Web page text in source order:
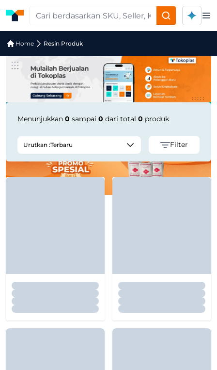
Home Resin Produk
Pencarian Produk "InnoPlus
Menunjukkan 0 sampai 0 dari total 0 produk
Urutkan :Terbaru Filter